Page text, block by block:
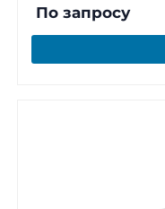
По запросу